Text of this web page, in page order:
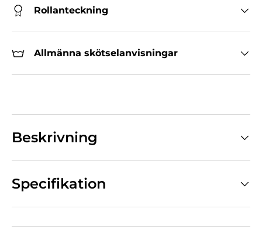
Rollanteckning
Allmänna skötselanvisningar
Beskrivning
Specifikation